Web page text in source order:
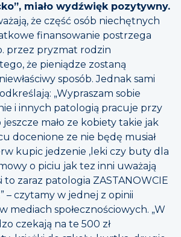
miało wydźwięk pozytywny.
że część osób niechętnych
finansowanie postrzega
przez pryzmat rodzin
że pieniądze zostaną
sposób. Jednak sami
„Wypraszam sobie
i innych patologią pracuje przy
mało ze kobiety takie jak
docenione ze nie będę musiał
kupic jedzenie ,leki czy buty dla
o piciu jak tez inni uważają
to zaraz patologia ZASTANOWCIE
– czytamy w jednej z opinii
mediach społecznościowych. „W
czekają na te 500 zł